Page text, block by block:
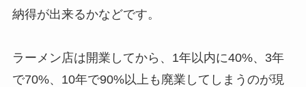
納得が出来るかなどです。
ラーメン店は開業してから、1年以内に40%、3年
で70%、10年で90%以上も廃業してしまうのが現